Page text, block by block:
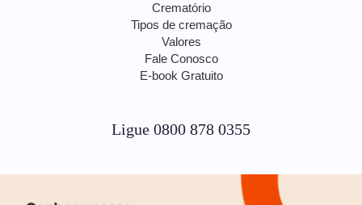
Crematório
Tipos de cremação
Valores
Fale Conosco
E-book Gratuito
Ligue 0800 878 0355